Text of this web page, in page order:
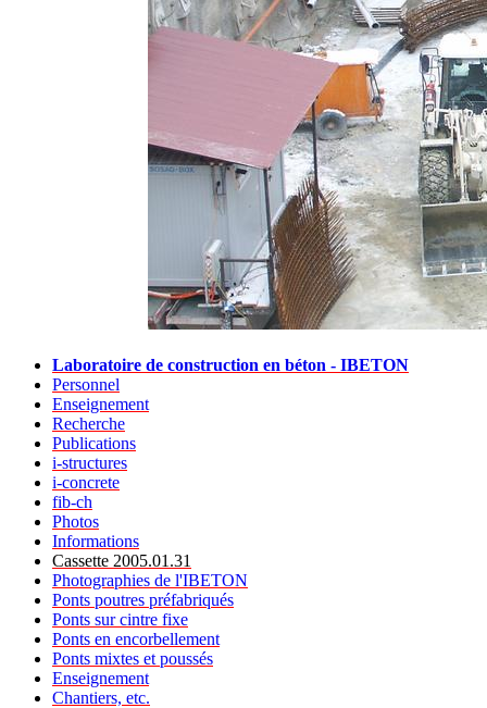
Laboratoire de construction en béton - IBETON
Personnel
Enseignement
Recherche
Publications
i-structures
i-concrete
fib-ch
Photos
Informations
Cassette 2005.01.31
Photographies de l'IBETON
Ponts poutres préfabriqués
Ponts sur cintre fixe
Ponts en encorbellement
Ponts mixtes et poussés
Enseignement
Chantiers, etc.